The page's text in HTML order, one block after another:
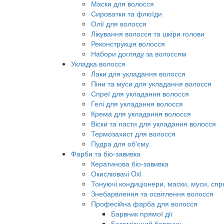
Маски для волосся
Сироватки та флюїди
Олії для волосся
Лікування волосся та шкіри голови
Реконструкція волосся
Набори догляду за волоссям
Укладка волосся
Лаки для укладання волосся
Піни та муси для укладання волосся
Спреї для укладання волосся
Гелі для укладання волосся
Крема для укладання волосся
Віски та пасти для укладання волосся
Термозахист для волосся
Пудра для об'єму
Фарби та біо-завивка
Кератинова біо-завивка
Окислювачі Oxi
Тонуючі кондиціонери, маски, муси,
Знебарвлення та освітлення волосся
Професійна фарба для волосся
Барвник прямої дії